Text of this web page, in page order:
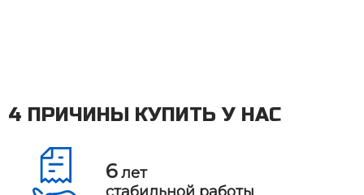
4 ПРИЧИНЫ КУПИТЬ У НАС
6лет
стабильной работы